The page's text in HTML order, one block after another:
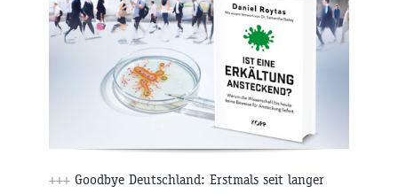
+++ Goodbye Deutschland: Erstmals seit langer